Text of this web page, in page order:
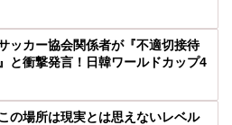
ッカー協会関係者が『不適切接待
と衝撃発言！日韓ワールドカップ4
の場所は現実とは思えないレベル